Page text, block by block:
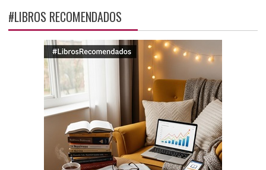
#LIBROS RECOMENDADOS